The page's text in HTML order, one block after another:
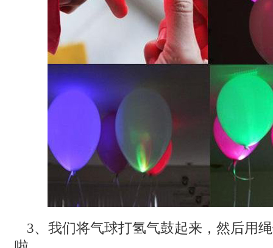
3、我们将气球打氢气鼓起来，然后用